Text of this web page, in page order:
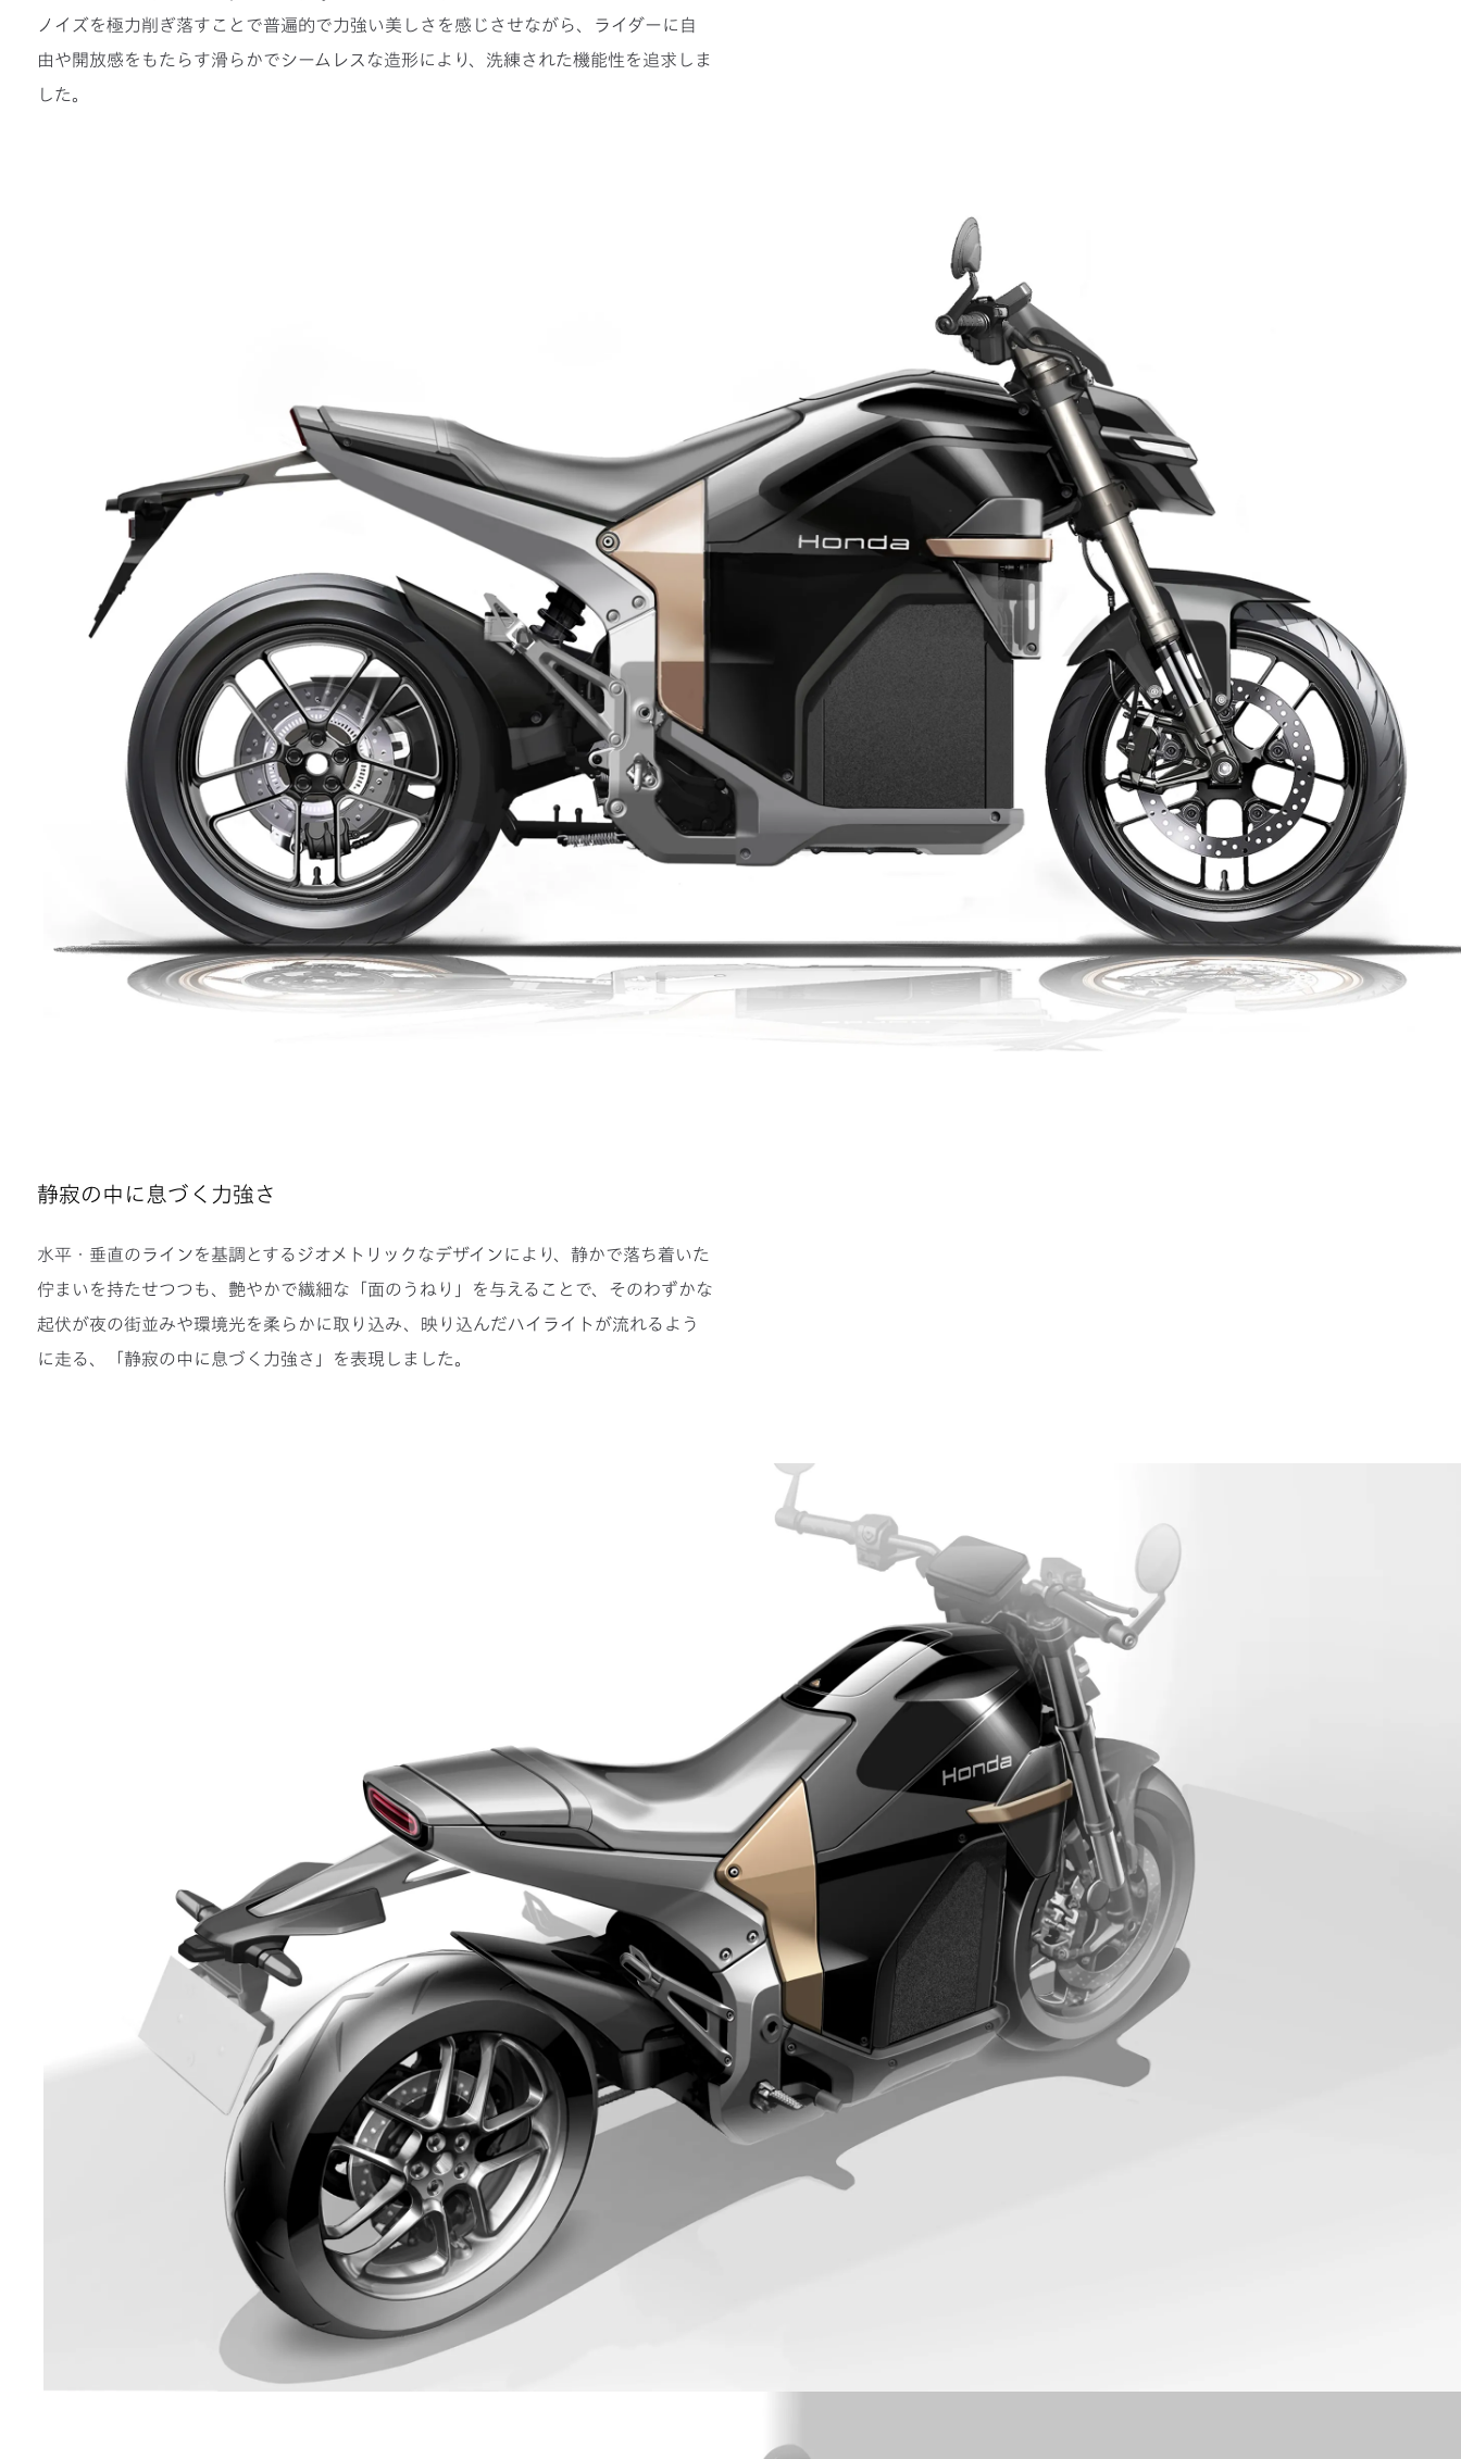
ノイズを極力削ぎ落すことで普遍的で力強い美しさを感じさせながら、ライダーに自
由や開放感をもたらす滑らかでシームレスな造形により、洗練された機能性を追求しま
した。
静寂の中に息づく力強さ
水平・垂直のラインを基調とするジオメトリックなデザインにより、静かで落ち着いた
佇まいを持たせつつも、艶やかで繊細な「面のうねり」を与えることで、そのわずかな
起伏が夜の街並みや環境光を柔らかに取り込み、映り込んだハイライトが流れるよう
に走る、「静寂の中に息づく力強さ」を表現しました。